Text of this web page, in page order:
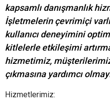
kapsamlı danışmanlık
İşletmelerin çevrimiçi
kullanıcı deneyimini
kitlelerle etkileşimi
hizmetimiz,
çıkmasına yardımcı
Hizmetlerimiz: